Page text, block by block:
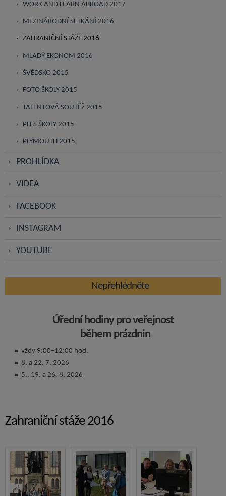
WORK AND LEARN ABROAD 2017
MEZINÁRODNÍ SETKÁNÍ 2016
ZAHRANIČNÍ STÁŽE 2016
MLADÝ EKONOM 2016
ŠVÉDSKO 2015
FOTO ŠKOLY 2015
TALENTOVÁ SOUTĚŽ 2015
PLES ŠKOLY 2015
PLYMOUTH 2015
PROHLÍDKA
VIDEA
FACEBOOK
INSTAGRAM
YOUTUBE
Nepřehlédněte
Úřední hodiny pro veřejnost
během prázdnin
vždy 9:00–12:00 hod.
8. a 22. 7. 2026
5., 19. a 26. 8. 2026
Zahraniční stáže 2016